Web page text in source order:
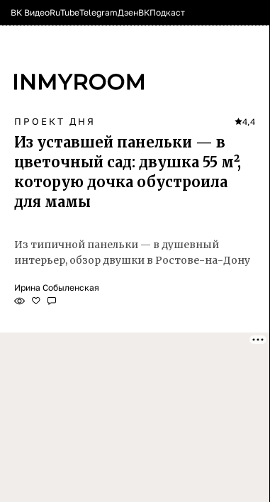
ВК ВидеоRuTubeTelegramДзенВКПодкаст
ПРОЕКТ ДНЯ 4,4
Из уставшей панельки — в
цветочный сад: двушка 55 м²,
которую дочка обустроила
для мамы
Из типичной панельки — в душевный
интерьер, обзор двушки в Ростове-на-Дону
Ирина Собыленская